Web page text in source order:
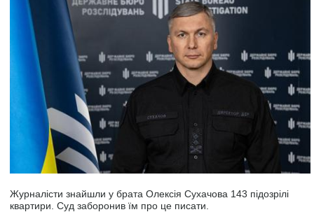
Журналісти знайшли у брата Олексія Сухачова 143 підозрілі
квартири. Суд заборонив їм про це писати.